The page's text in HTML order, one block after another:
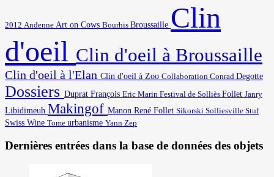
2012 Andenne Art on Cows Bourhis Broussaille Clin
d'oeil Clin d'oeil à Broussaille
Clin d'oeil à l'Elan Clin d'oeil à Zoo Collaboration Conrad Degotte
Dossiers Duprat François Eric Marin Festival de Solliès Follet Janry
Libidimeuh Makingof Manon René Follet Sikorski Solliesville Stuf
Swiss Wine Tome urbanisme Yann Zep
Dernières entrées dans la base de données des objets